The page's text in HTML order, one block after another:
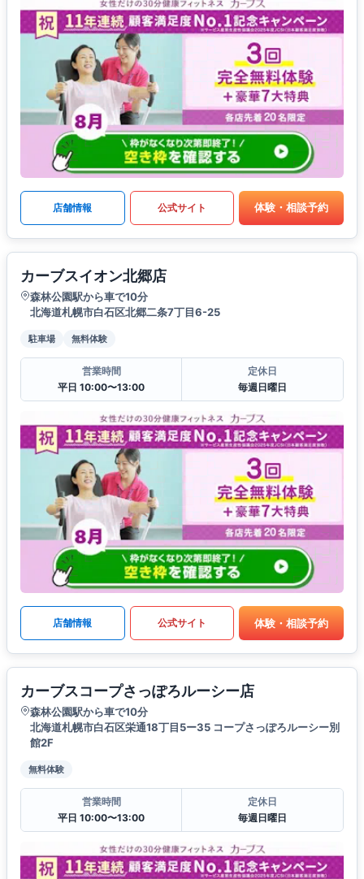
店舗情報 公式サイト 体験・相談予約
カーブスイオン北郷店
森林公園駅から車で10分
北海道札幌市白石区北郷二条7丁目6-25
駐車場 無料体験
営業時間
平日 10:00〜13:00
定休日
毎週日曜日
店舗情報 公式サイト 体験・相談予約
カーブスコープさっぽろルーシー店
森林公園駅から車で10分
北海道札幌市白石区栄通18丁目5ー35 コープさっぽろルーシー別
館2F
無料体験
営業時間
平日 10:00〜13:00
定休日
毎週日曜日